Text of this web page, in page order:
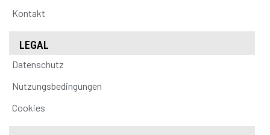
Kontakt
LEGAL
Datenschutz
Nutzungsbedingungen
Cookies